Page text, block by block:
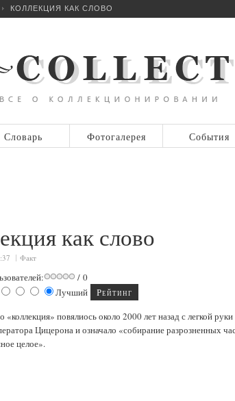
КОЛЛЕКЦИЯ КАК СЛОВО
Словарь Фотогалерея События
как слово
Факт
/ 0
Лучший
«коллекция» повялиось около 2000 лет назад с легкой
Цицерона и означало «собирание разрозненных
целое».